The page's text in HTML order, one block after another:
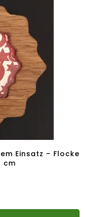
Einsatz – Flocke
cm